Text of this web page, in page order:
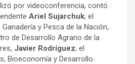
por videoconferencia, contó
Ariel Sujarchuk; el
y Pesca de la Nación,
de Desarrollo Agrario de la
Javier Rodríguez; el
Bioeconomía y Desarrollo